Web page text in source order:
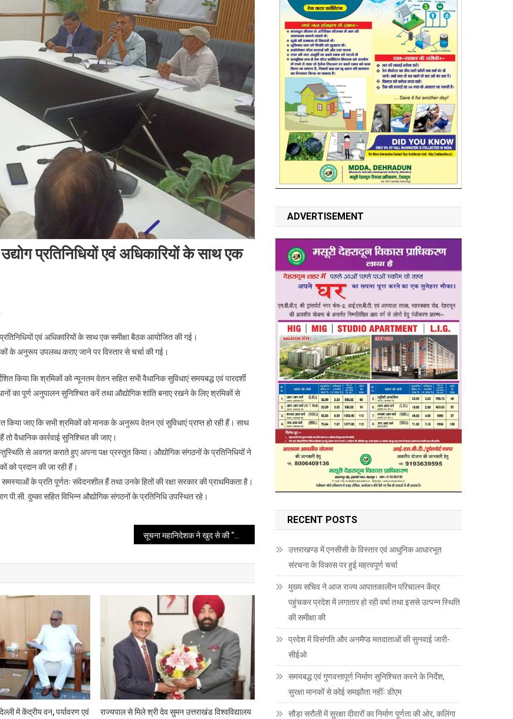
प्रतिनिधियों एवं अधिकारियों के साथ एक
On
सचिव
आर.के.
की
अध्यक्षता
उद्योग
प्रतिनिधियों
एवं
अधिकारियों
एवं अधिकारियों के साथ एक समीक्षा बैठक आयोजित की गई।
के अनुरूप उपलब्ध कराए जाने पर विस्तार से चर्चा की गई।
किया कि श्रमिकों को न्यूनतम वेतन सहित सभी वैधानिक सुविधाएं समयबद्ध एवं पारदर्शी
का पूर्ण अनुपालन सुनिश्चित करें तथा औद्योगिक शांति बनाए रखने के लिए श्रमिकों से
किया जाए कि सभी श्रमिकों को मानक के अनुरूप वेतन एवं सुविधाएं प्राप्त हो रही हैं। साथ
वैधानिक कार्रवाई सुनिश्चित की जाए।
से अवगत कराते हुए अपना पक्ष प्रस्तुत किया। औद्योगिक संगठनों के प्रतिनिधियों ने
को प्रदान की जा रही हैं।
के प्रति पूर्णतः संवेदनशील हैं तथा उनके हितों की रक्षा सरकार की प्राथमिकता है।
दुम्का सहित विभिन्न औद्योगिक संगठनों के प्रतिनिधि उपस्थित रहे।
में केंद्रीय वन, पर्यावरण एवं
राज्यपाल से मिले श्री देव सुमन उत्तराखंड विश्वविद्यालय
ADVERTISEMENT
RECENT POSTS
उत्तराखण्ड में एनसीसी के विस्तार एवं आधुनिक आधारभूत
संरचना के विकास पर हुई महत्वपूर्ण चर्चा
मुख्य सचिव ने आज राज्य आपातकालीन परिचालन केंद्र
पहुंचकर प्रदेश में लगातार हो रही वर्षा तथा इससे उत्पन्न स्थिति
की समीक्षा की
प्रदेश में विसंगति और अनमैप्ड मतदाताओं की सुनवाई जारी-
सीईओ
समयबद्ध एवं गुणवत्तापूर्ण निर्माण सुनिश्चित करने के निर्देश,
सुरक्षा मानकों से कोई समझौता नहींः डीएम
सौड़ा सरौली में सुरक्षा दीवारों का निर्माण पूर्णता की ओर, कलिंगा